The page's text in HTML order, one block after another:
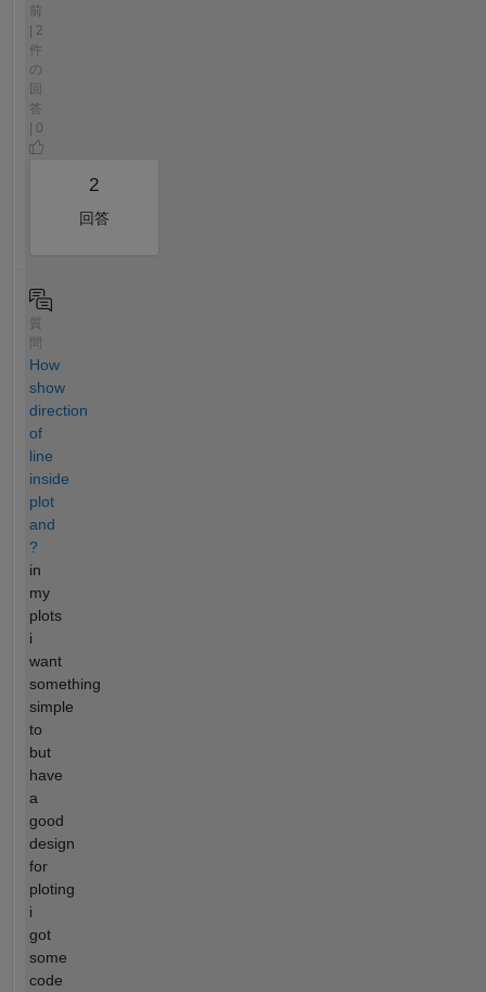
前
| 2
件
の
回
答
| 0
2
回答
質
How
show
direction
of
line
inside
plot
and
?
in
my
plots
i
want
something
simple
to
but
have
a
good
design
for
ploting
i
got
some
code